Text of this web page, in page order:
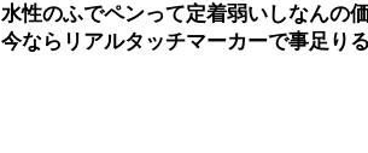
水性のふでペンって定着弱いしなんの
今ならリアルタッチマーカーで事足り